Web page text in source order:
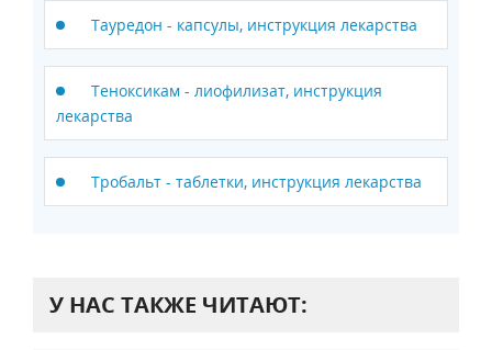
Тауредон - капсулы, инструкция лекарства
Теноксикам - лиофилизат, инструкция
лекарства
Тробальт - таблетки, инструкция лекарства
У НАС ТАКЖЕ ЧИТАЮТ: